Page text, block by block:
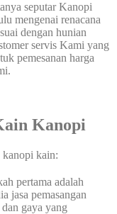
seputar Kanopi
mengenai renacana
dengan hunian
servis Kami yang
pemesanan harga
Kanopi
kanopi kain:
pertama adalah
jasa pemasangan
gaya yang